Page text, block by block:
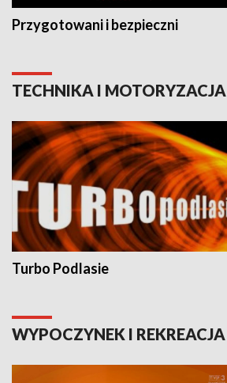
Przygotowani i bezpieczni
TECHNIKA I MOTORYZACJA
Turbo Podlasie
WYPOCZYNEK I REKREACJA